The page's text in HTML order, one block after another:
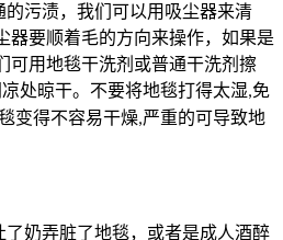
的污渍，我们可以用吸尘器来清
器要顺着毛的方向来操作，如果是
可用地毯干洗剂或普通干洗剂擦
处晾干。不要将地毯打得太湿,免
变得不容易干燥,严重的可导致地
奶弄脏了地毯，或者是成人酒醉